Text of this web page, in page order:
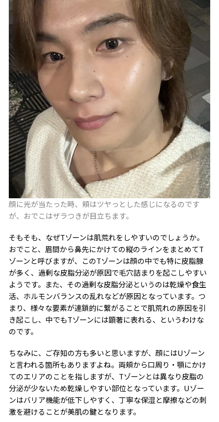
顔に光が当たった時、頬はツヤっとした感じになるのです
が、おでこはザラつきが目立ちます。
そもそも、なぜTゾーンは肌荒れをしやすいのでしょうか。
おでこと、眉間から鼻先にかけての縦のラインをまとめてT
ゾーンと呼びますが、このTゾーンは顔の中でも特に皮脂腺
が多く、過剰な皮脂分泌が原因で毛穴詰まりを起こしやすい
ようです。また、その過剰な皮脂分泌というのは乾燥や食生
活、ホルモンバランスの乱れなどが原因となっています。つ
まり、様々な要素が連鎖的に繋がることで肌荒れの原因を引
き起こし、中でもTゾーンには顕著に表れる、というわけな
のです。
ちなみに、ご存知の方も多いと思いますが、顔にはUゾーン
と言われる箇所もありますよね。両頬から口周り・顎にかけ
てのエリアのことを指しますが、Tゾーンとは異なり皮脂の
分泌が少ないため乾燥しやすい部位となっています。Uゾー
ンはバリア機能が低下しやすく、丁寧な保湿と摩擦などの刺
激を避けることが美肌の鍵となります。